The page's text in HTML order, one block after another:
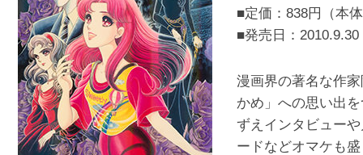
■定価：838円（本
■発売日： 2010.9.30
漫画界の著名な作
かめ」への思い出
ずえインタビュー
ードなどオマケも